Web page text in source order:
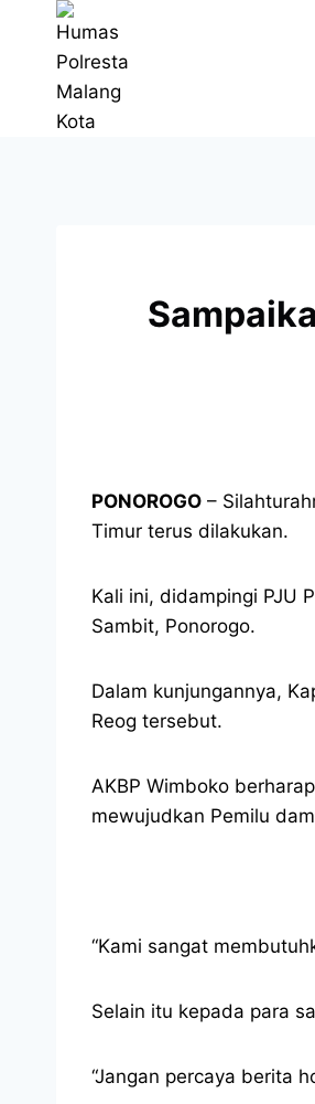
PONOROGO –
Timur terus dilakukan.
Kali ini, didampingi PJU
Sambit, Ponorogo.
Dalam kunjungannya,
Reog tersebut.
AKBP Wimboko
mewujudkan Pemilu
“Kami sangat
Selain itu kepada para
“Jangan percaya berita